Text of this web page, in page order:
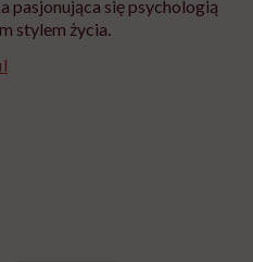
pasjonująca się psychologią
stylem życia.